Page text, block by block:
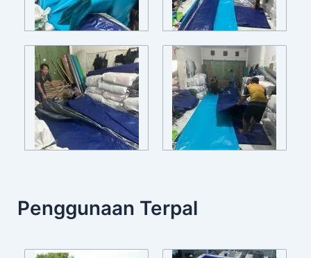
Penggunaan Terpal